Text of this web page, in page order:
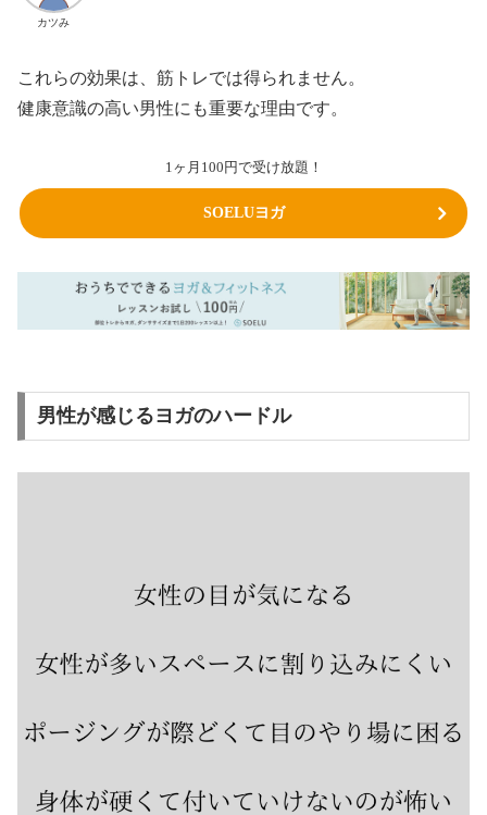
カツみ
これらの効果は、筋トレでは得られません。
健康意識の高い男性にも重要な理由です。
1ヶ月100円で受け放題！
SOELUヨガ
男性が感じるヨガのハードル